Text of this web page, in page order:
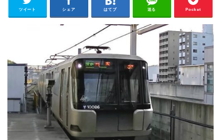
ツイート シェア はてブ 送る Pocket